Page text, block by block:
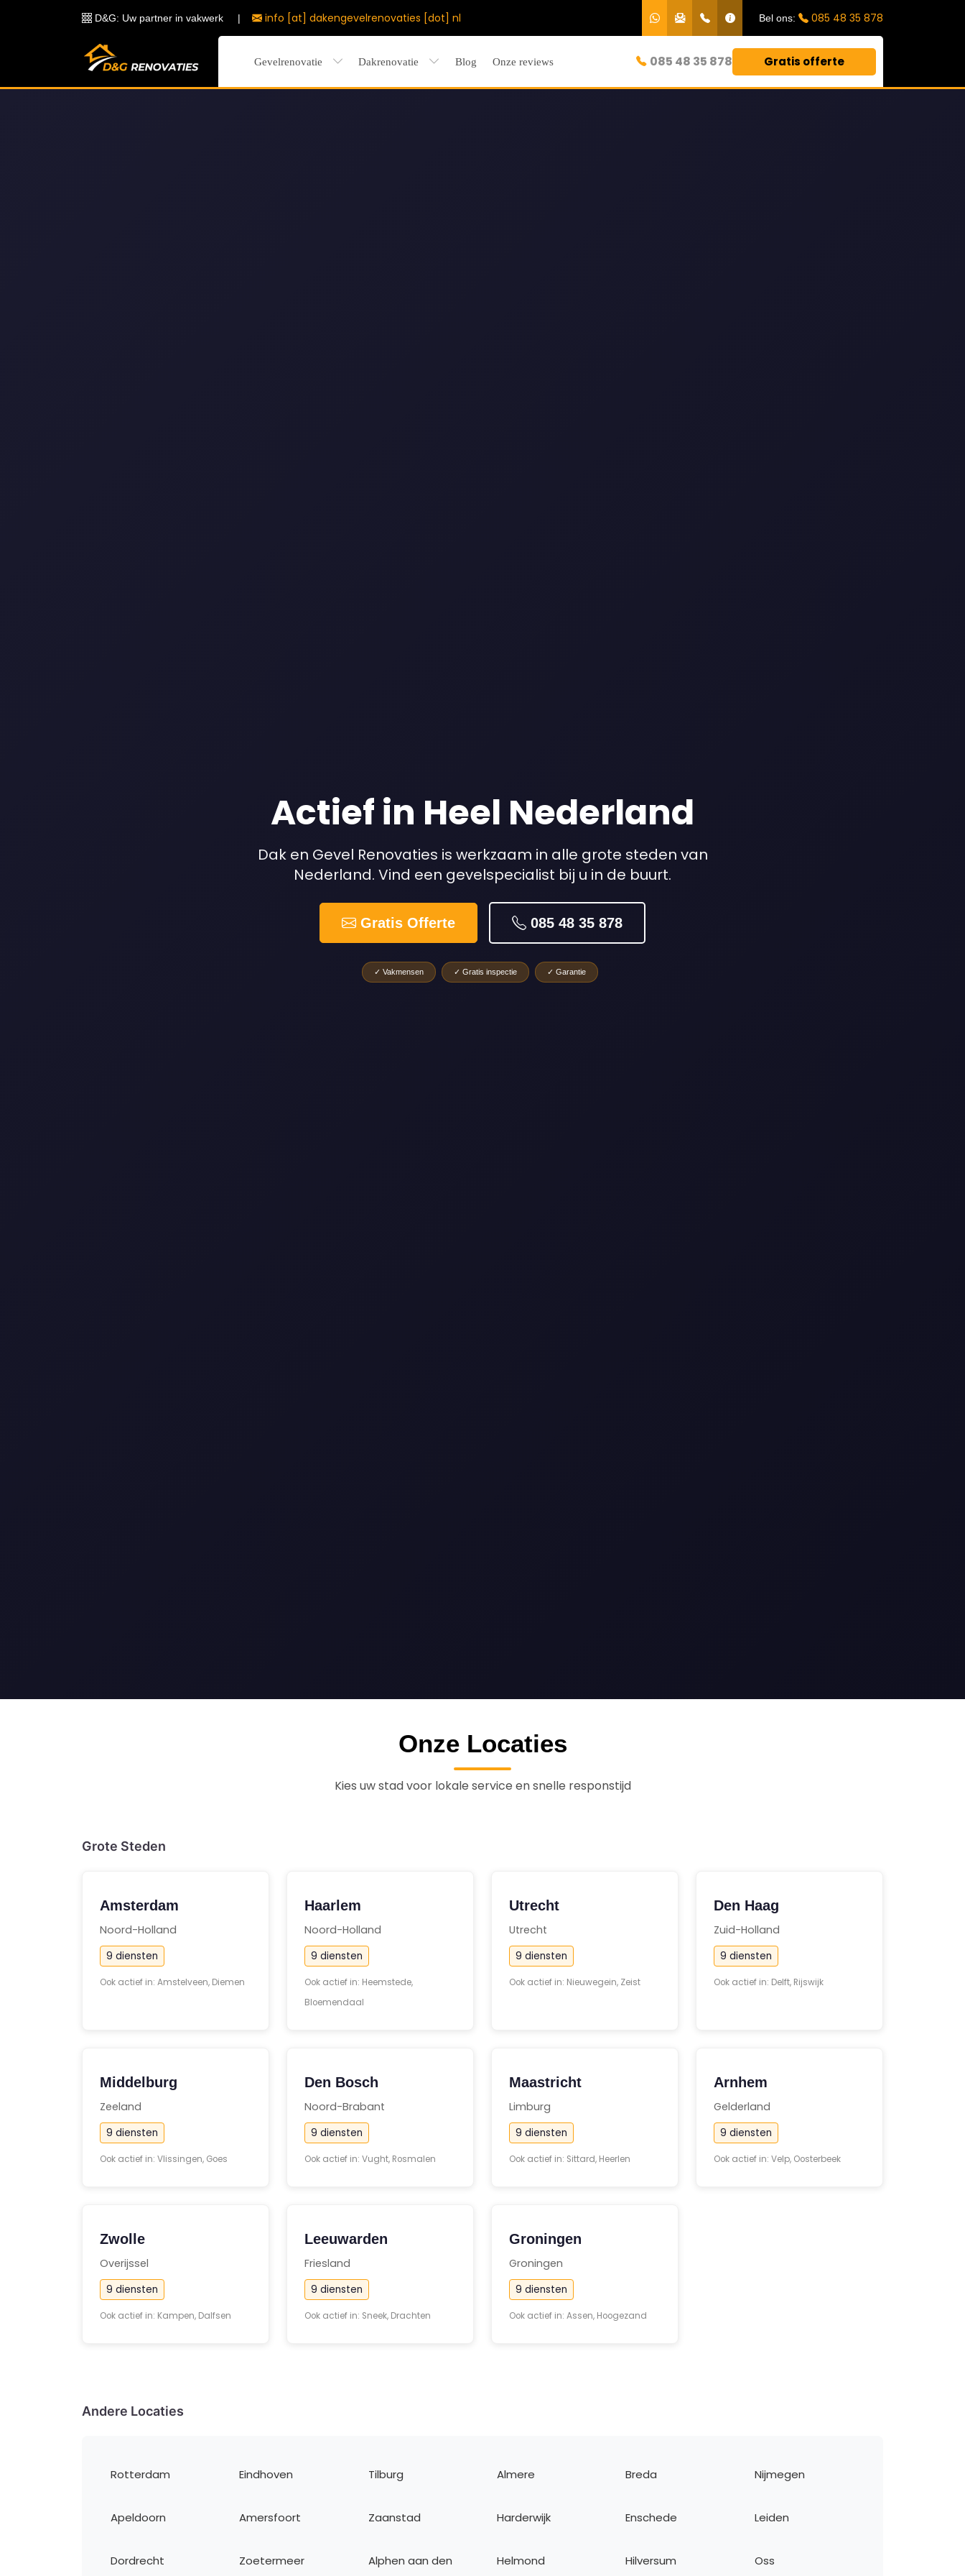
D&G: Uw partner in vakwerk | info [at] dakengevelrenovaties [dot] nl Bel ons: 085 48 35 878
Gevelrenovatie Dakrenovatie Blog Onze reviews 085 48 35 878 Gratis offerte
Actief in Heel Nederland
Dak en Gevel Renovaties is werkzaam in alle grote steden van
Nederland. Vind een gevelspecialist bij u in de buurt.
Gratis Offerte 085 48 35 878
✓ Vakmensen ✓ Gratis inspectie ✓ Garantie
Onze Locaties
Kies uw stad voor lokale service en snelle responstijd
Grote Steden
Amsterdam
Noord-Holland
9 diensten
Ook actief in: Amstelveen, Diemen
Haarlem
Noord-Holland
9 diensten
Ook actief in: Heemstede,
Bloemendaal
Utrecht
Utrecht
9 diensten
Ook actief in: Nieuwegein, Zeist
Den Haag
Zuid-Holland
9 diensten
Ook actief in: Delft, Rijswijk
Middelburg
Zeeland
9 diensten
Ook actief in: Vlissingen, Goes
Den Bosch
Noord-Brabant
9 diensten
Ook actief in: Vught, Rosmalen
Maastricht
Limburg
9 diensten
Ook actief in: Sittard, Heerlen
Arnhem
Gelderland
9 diensten
Ook actief in: Velp, Oosterbeek
Zwolle
Overijssel
9 diensten
Ook actief in: Kampen, Dalfsen
Leeuwarden
Friesland
9 diensten
Ook actief in: Sneek, Drachten
Groningen
Groningen
9 diensten
Ook actief in: Assen, Hoogezand
Andere Locaties
Rotterdam Eindhoven Tilburg Almere Breda Nijmegen
Apeldoorn Amersfoort Zaanstad Harderwijk Enschede Leiden
Dordrecht Zoetermeer
Alphen aan den
Helmond Hilversum Oss